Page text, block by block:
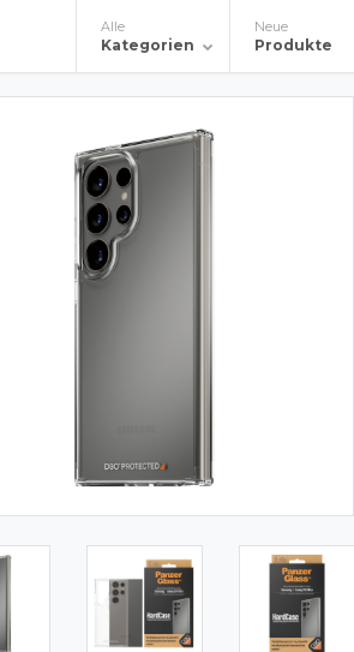
Alle
Kategorien
Neue
Produkte